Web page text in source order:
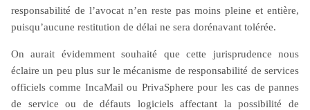
responsabilité de l’avocat n’en reste pas moins pleine et entière,
puisqu’aucune restitution de délai ne sera dorénavant tolérée.
On aurait évidemment souhaité que cette jurisprudence nous
éclaire un peu plus sur le mécanisme de responsabilité de services
officiels comme IncaMail ou PrivaSphere pour les cas de pannes
de service ou de défauts logiciels affectant la possibilité de